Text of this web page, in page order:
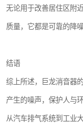
无论用于改善居住区附
质量，它都是可靠的降噪
结语
综上所述，巨龙消音器
产生的噪声，保护人与
从汽车排气系统到工业